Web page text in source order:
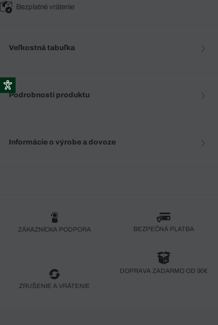
Bezplatné vrátenie
Veľkostná tabuľka
Podrobnosti produktu
Informácie o výrobe a dovoze
ZÁKAZNÍCKA PODPORA BEZPEČNÁ PLATBA
ZRUŠENIE A VRÁTENIE
DOPRAVA ZADARMO OD 90€